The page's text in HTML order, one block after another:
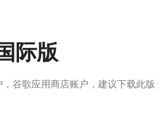
际版
谷歌应用商店账户，建议下载此版